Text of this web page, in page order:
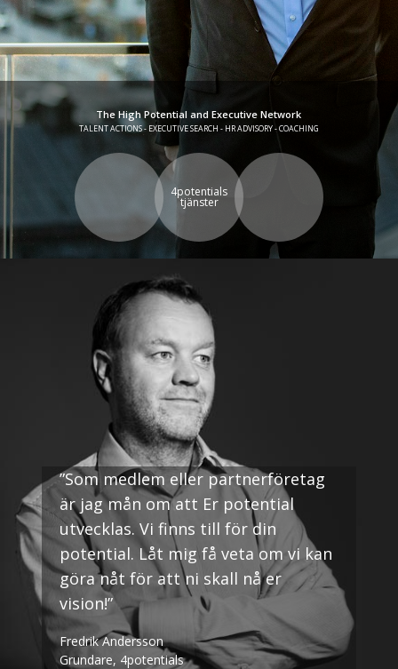
The High Potential and Executive Network
TALENT ACTIONS - EXECUTIVE SEARCH - HR ADVISORY - COACHING
4potentials
tjänster
”Som medlem eller partnerföretag
är jag mån om att Er potential
utvecklas. Vi finns till för din
potential. Låt mig få veta om vi kan
göra nåt för att ni skall nå er
vision!”
Fredrik Andersson
Grundare, 4potentials